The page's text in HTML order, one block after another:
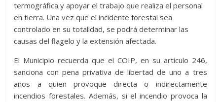
termográfica y apoyar el trabajo que realiza el personal
en tierra. Una vez que el incidente forestal sea
controlado en su totalidad, se podrá determinar las
causas del flagelo y la extensión afectada.
El Municipio recuerda que el COIP, en su artículo 246,
sanciona con pena privativa de libertad de uno a tres
años a quien provoque directa o indirectamente
incendios forestales. Además, si el incendio provoca la